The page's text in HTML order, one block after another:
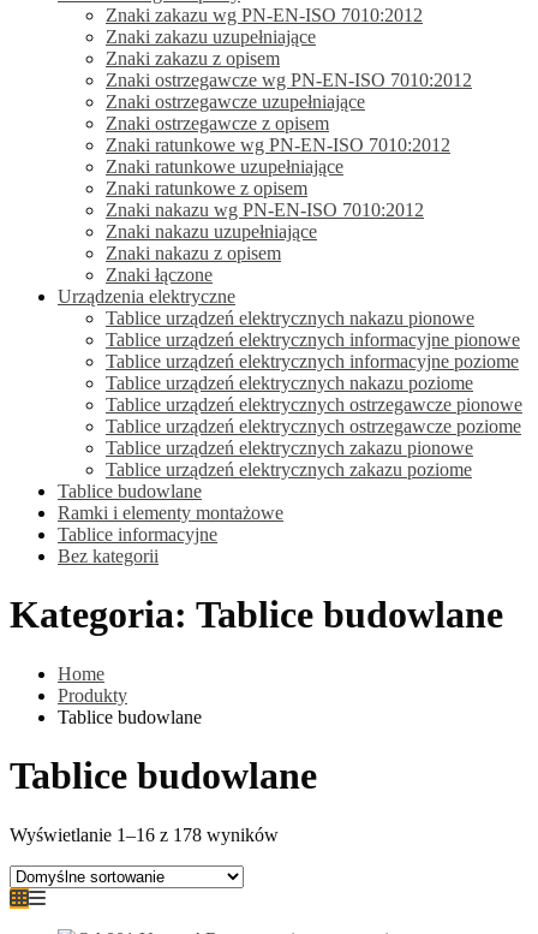
Znaki zakazu wg PN-EN-ISO 7010:2012
Znaki zakazu uzupełniające
Znaki zakazu z opisem
Znaki ostrzegawcze wg PN-EN-ISO 7010:2012
Znaki ostrzegawcze uzupełniające
Znaki ostrzegawcze z opisem
Znaki ratunkowe wg PN-EN-ISO 7010:2012
Znaki ratunkowe uzupełniające
Znaki ratunkowe z opisem
Znaki nakazu wg PN-EN-ISO 7010:2012
Znaki nakazu uzupełniające
Znaki nakazu z opisem
Znaki łączone
Urządzenia elektryczne
Tablice urządzeń elektrycznych nakazu pionowe
Tablice urządzeń elektrycznych informacyjne pionowe
Tablice urządzeń elektrycznych informacyjne poziome
Tablice urządzeń elektrycznych nakazu poziome
Tablice urządzeń elektrycznych ostrzegawcze pionowe
Tablice urządzeń elektrycznych ostrzegawcze poziome
Tablice urządzeń elektrycznych zakazu pionowe
Tablice urządzeń elektrycznych zakazu poziome
Tablice budowlane
Ramki i elementy montażowe
Tablice informacyjne
Bez kategorii
Kategoria: Tablice budowlane
Home
Produkty
Tablice budowlane
Tablice budowlane
Wyświetlanie 1–16 z 178 wyników